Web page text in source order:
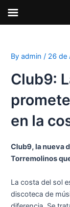
content
Byadmin/ 26 de
Club9:
en la
Club9, la nueva
Torremolinos
La costa del sol
discoteca de